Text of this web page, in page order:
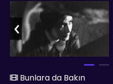
‹
Bunlara da Bakın